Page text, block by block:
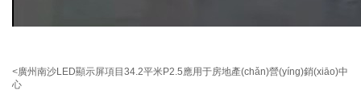
<廣州南沙LED顯示屏項目34.2平米P2.5應用于房地產(chǎn)營(yíng)銷(xiāo)中
心